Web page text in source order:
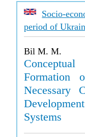
Socio-
period of
Bil M. M.
Formation
Necessary
Systems